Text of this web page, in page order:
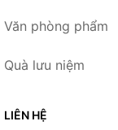
Văn phòng phẩm
Quà lưu niệm
LIÊN HỆ